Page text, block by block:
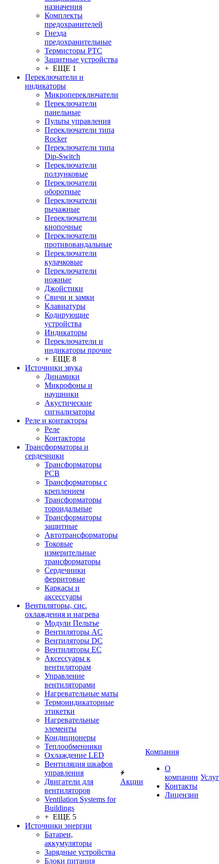
назначения
Комплекты
предохранителей
Гнезда
предохранительные
Термисторы PTC
Защитные устройства
+ ЕЩЕ 1
Переключатели и
индикаторы
Микропереключатели
Переключатели
панельные
Пульты управления
Переключатели типа
Rocker
Переключатели типа
Dip-Switch
Переключатели
ползунковые
Переключатели
оборотные
Переключатели
рычажные
Переключатели
кнопочные
Переключатели
противовандальные
Переключатели
кулачковые
Переключатели
ножные
Джойстики
Свичи и замки
Клавиатуры
Кодирующие
устройства
Индикаторы
Переключатели и
индикаторы прочие
+ ЕЩЕ 8
Источники звука
Динамики
Микрофоны и
наушники
Акустические
сигнализаторы
Реле и контакторы
Реле
Контакторы
Трансформаторы и
сердечники
Трансформаторы
PCB
Трансформаторы с
креплением
Трансформаторы
тороидальные
Трансформаторы
защитные
Автотрансформаторы
Токовые
измерительные
трансформаторы
Сердечники
ферритовые
Каркасы и
аксессуары
Вентиляторы, сис.
охлаждения и нагрева
Модули Пельтье
Вентиляторы AC
Вентиляторы DC
Вентиляторы EC
Аксессуары к
вентиляторам
Управление
вентиляторами
Нагревательные маты
Термоиндикаторные
этикетки
Нагревательные
элементы
Кондиционеры
Теплообменники
Охлаждение LED
Вентиляция шкафов
управления
Двигатели для
вентиляторов
Ventilation Systems for
Buildings
+ ЕЩЕ 5
Источники энергии
Батареи,
аккумуляторы
Зарядные устройства
Блоки питания
Акции
Компания
О
компании
Контакты
Лицензии